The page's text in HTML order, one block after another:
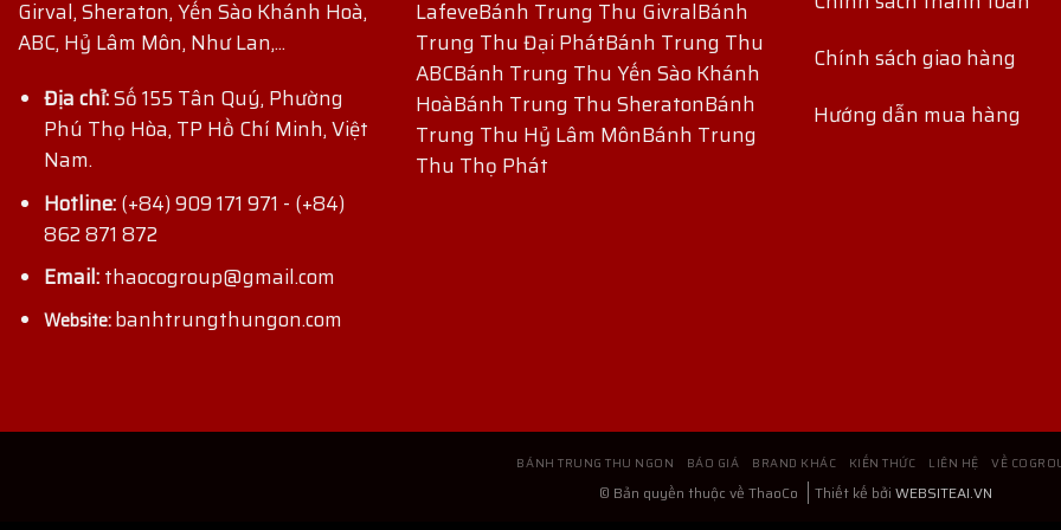
Girval, Sheraton, Yến Sào Khánh Hoà,
ABC, Hỷ Lâm Môn, Như Lan,...
Địa chỉ:Số 155 Tân Quý, Phường
Phú Thọ Hòa, TP Hồ Chí Minh, Việt
Nam.
Hotline:(+84) 909 171 971 - (+84)
862 871 872
Email:thaocogroup@gmail.com
Website:banhtrungthungon.com
LafeveBánh Trung Thu GivralBánh
Trung Thu Đại PhátBánh Trung Thu
ABCBánh Trung Thu Yến Sào Khánh
HoàBánh Trung Thu SheratonBánh
Trung Thu Hỷ Lâm MônBánh Trung
Thu Thọ Phát
Chính sách giao hàng
Hướng dẫn mua hàng
BÁNH TRUNG THU NGON BÁO GIÁ BRAND KHÁC KIẾN THỨC LIÊN HỆ VỀ
© Bản quyền thuộc về ThaoCo Thiết kế bởi WEBSITEAI.VN